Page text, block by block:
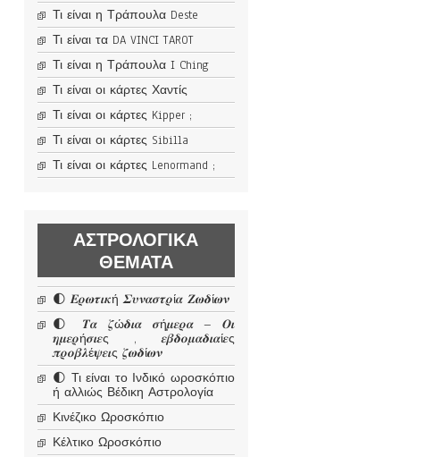
Τι είναι η Τράπουλα Deste
Τι είναι τα DA VINCI TAROT
Τι είναι η Τράπουλα I Ching
Τι είναι οι κάρτες Χαντίς
Τι είναι οι κάρτες Kipper ;
Τι είναι οι κάρτες Sibilla
Τι είναι οι κάρτες Lenormand ;
ΑΣΤΡΟΛΟΓΙΚΆ
ΘΈΜΑΤΑ
🌓 𝜠𝝆𝝎𝝉𝜾𝜿ή 𝜮𝝊𝝂𝜶𝝈𝝉𝝆ί𝜶 𝜡𝝎𝜹ί𝝎𝝂
🌓 𝜯𝜶 𝜻ώ𝜹𝜾𝜶 𝝈ή𝝁𝜺𝝆𝜶 – 𝜪𝜾
𝜼𝝁𝜺𝝆ή𝝈𝜾𝜺ς , 𝜺𝜷𝜹𝝄𝝁𝜶𝜹𝜾𝜶ί𝜺ς
𝝅𝝆𝝄𝜷𝝀έ𝝍𝜺𝜾ς 𝜻𝝎𝜹ί𝝎𝝂
🌓 Τι είναι το Ινδικό ωροσκόπιο
ή αλλιώς Βέδικη Αστρολογία
Κινέζικο Ωροσκόπιο
Κέλτικο Ωροσκόπιο